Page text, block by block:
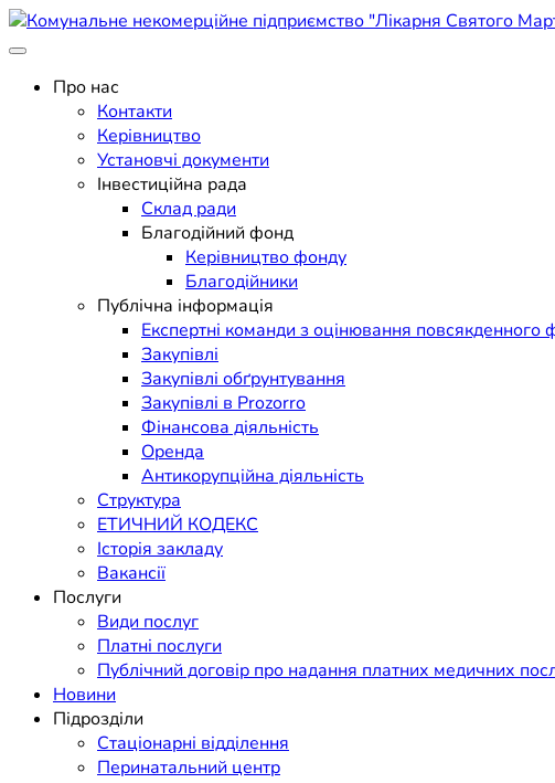
Skip
to
Комунальне некомерційне
Поліклініка Мукачево
Про нас
Контакти
Керівництво
Установчі документи
Інвестиційна рада
Склад ради
Благодійний фонд
Керівництво фонду
Благодійники
Публічна інформація
Експертні команди з оцінювання повсякденного
Закупівлі
Закупівлі обґрунтування
Закупівлі в Prozorro
Фінансова діяльність
Оренда
Антикорупційна діяльність
Структура
ЕТИЧНИЙ КОДЕКС
Історія закладу
Вакансії
Послуги
Види послуг
Платні послуги
Публічний договір про надання платних медичних
Новини
Підрозділи
Стаціонарні відділення
Перинатальний центр